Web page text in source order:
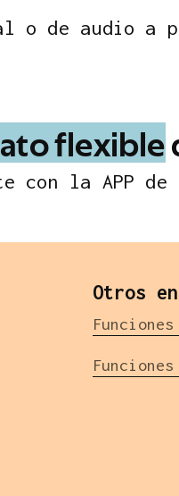
l o de audio a p
atoflexible
e con la APP de
Otros